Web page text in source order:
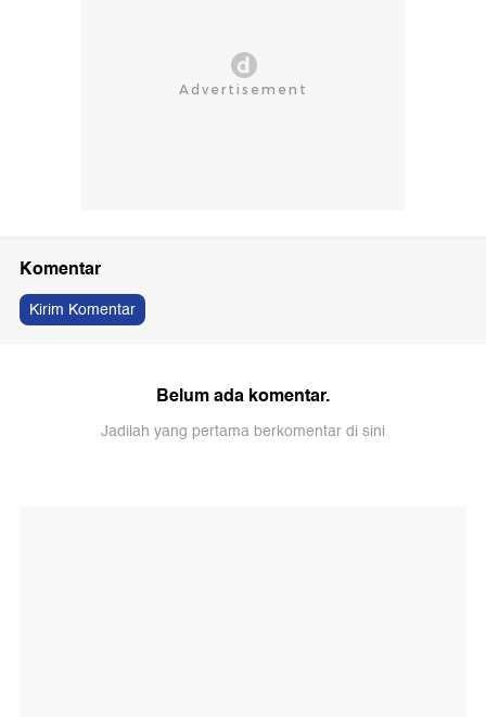
Komentar
Kirim Komentar
Belum ada komentar.
Jadilah yang pertama berkomentar di sini